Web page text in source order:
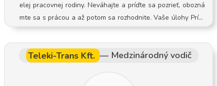
elej pracovnej rodiny. Neváhajte a príďte sa pozrieť, obozná
mte sa s prácou a až potom sa rozhodnite. Vaše úlohy Prípr
ava a plánovanie doručovacích a vyzdvihovacích trás Nakla
anie zásielok u firemných aj súkromných zákazníkov Dôklad
Teleki-Trans Kft. — Medzinárodný vodič